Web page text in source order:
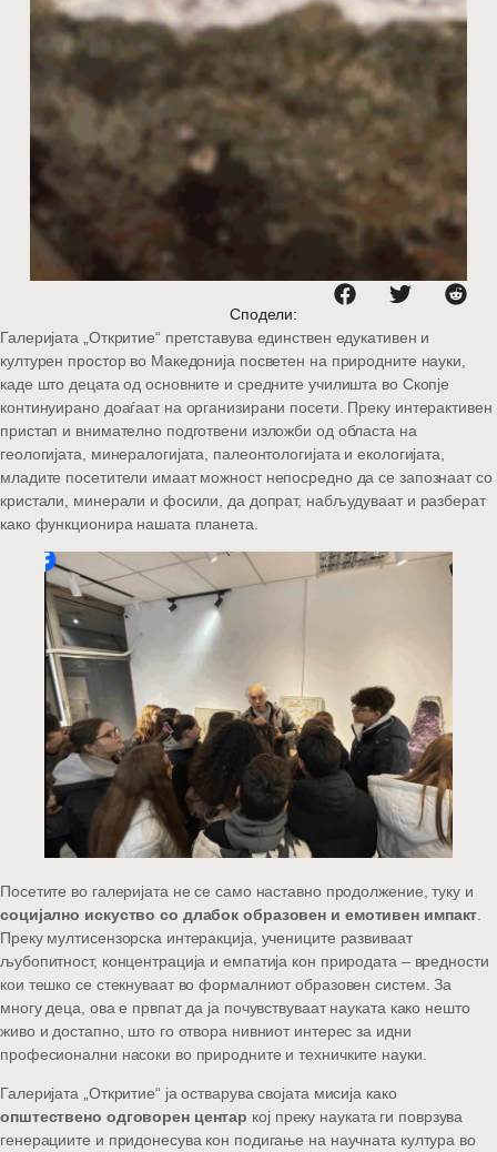
Сподели:
Галеријата „Откритие“ претставува единствен едукативен и
културен простор во Македонија посветен на природните науки,
каде што децата од основните и средните училишта во Скопје
континуирано доаѓаат на организирани посети. Преку интерактивен
пристап и внимателно подготвени изложби од областа на
геологијата, минералогијата, палеонтологијата и екологијата,
младите посетители имаат можност непосредно да се запознаат со
кристали, минерали и фосили, да допрат, набљудуваат и разберат
како функционира нашата планета.
Посетите во галеријата не се само наставно продолжение, туку и
социјално искуство со длабок образовен и емотивен импакт
Преку мултисензорска интеракција, учениците развиваат
љубопитност, концентрација и емпатија кон природата – вредности
кои тешко се стекнуваат во формалниот образовен систем. За
многу деца, ова е првпат да ја почувствуваат науката како нешто
живо и достапно, што го отвора нивниот интерес за идни
професионални насоки во природните и техничките науки.
Галеријата „Откритие“ ја остварува својата мисија како
општествено одговорен центар кој преку науката ги поврзува
генерациите и придонесува кон подигање на научната култура во